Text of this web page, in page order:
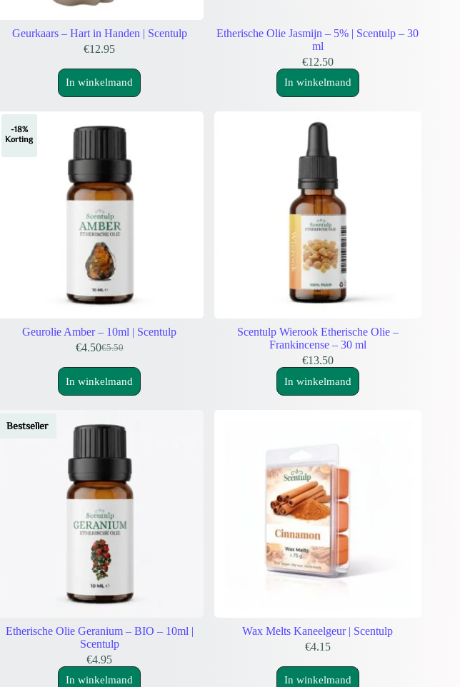
Geurkaars – Hart in Handen | Scentulp
€12.95
In winkelmand
Etherische Olie Jasmijn – 5% | Scentulp – 30
ml
€12.50
In winkelmand
-18%
Korting
Geurolie Amber – 10ml | Scentulp
€5.50
Oorspronkelijke
prijs
was:
€4.50Huidige
prijs
is:
In winkelmand
Scentulp Wierook Etherische Olie –
Frankincense – 30 ml
€13.50
In winkelmand
Bestseller
Etherische Olie Geranium – BIO – 10ml |
Scentulp
€4.95
In winkelmand
Wax Melts Kaneelgeur | Scentulp
€4.15
In winkelmand